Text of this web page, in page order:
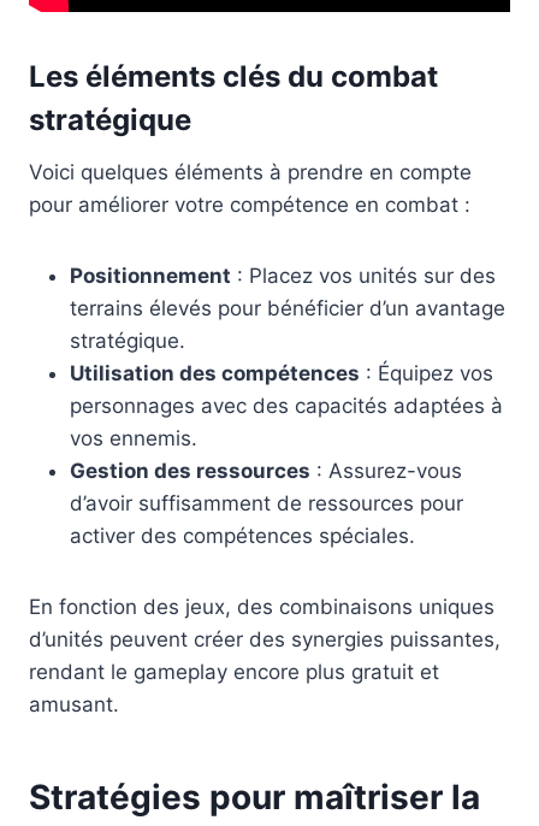
Les éléments clés du combat
stratégique
Voici quelques éléments à prendre en compte
pour améliorer votre compétence en combat :
Positionnement : Placez vos unités sur des
terrains élevés pour bénéficier d’un avantage
stratégique.
Utilisation des compétences : Équipez vos
personnages avec des capacités adaptées à
vos ennemis.
Gestion des ressources : Assurez-vous
d’avoir suffisamment de ressources pour
activer des compétences spéciales.
En fonction des jeux, des combinaisons uniques
d’unités peuvent créer des synergies puissantes,
rendant le gameplay encore plus gratuit et
amusant.
Stratégies pour maîtriser la